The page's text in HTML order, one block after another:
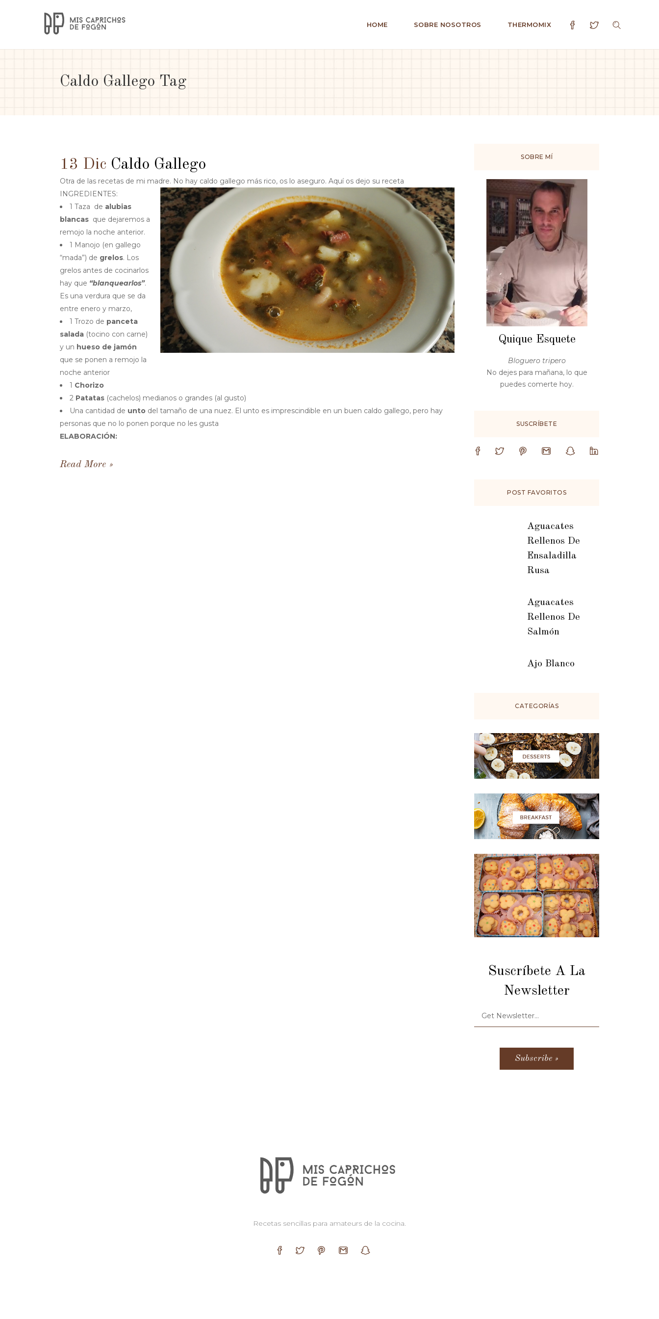
HOME SOBRE NOSOTROS THERMOMIX
Caldo Gallego Tag
13 Dic Caldo Gallego
Otra de las recetas de mi madre. No hay caldo gallego más rico, os lo aseguro. Aquí os dejo su receta
INGREDIENTES:
1 Taza de alubias
blancas que dejaremos a
remojo la noche anterior.
1 Manojo (en gallego
“mada”) de grelos. Los
grelos antes de cocinarlos
hay que “blanquearlos”.
Es una verdura que se da
entre enero y marzo,
1 Trozo de panceta
salada (tocino con carne)
y un hueso de jamón
que se ponen a remojo la
noche anterior
1 Chorizo
2 Patatas (cachelos) medianos o grandes (al gusto)
Una cantidad de unto del tamaño de una nuez. El unto es imprescindible en un buen caldo gallego, pero hay
personas que no lo ponen porque no les gusta
ELABORACIÓN:
Read More
SOBRE MÍ
Quique Esquete
Bloguero tripero
No dejes para mañana, lo que
puedes comerte hoy.
SUSCRÍBETE
POST FAVORITOS
Aguacates
Rellenos De
Ensaladilla
Rusa
Aguacates
Rellenos De
Salmón
Ajo Blanco
CATEGORÍAS
Suscríbete A La
Newsletter
Recetas sencillas para amateurs de la cocina.